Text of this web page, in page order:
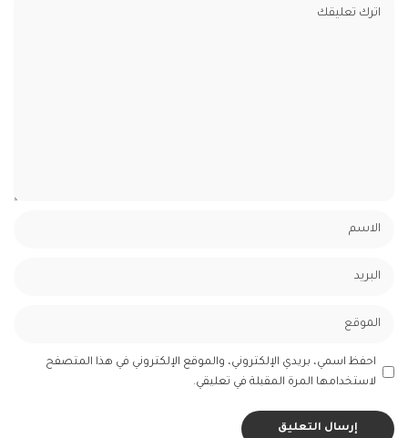
احفظ اسمي، بريدي الإلكتروني، والموقع الإلكتروني في هذا المتصفح
لاستخدامها المرة المقبلة في تعليقي.